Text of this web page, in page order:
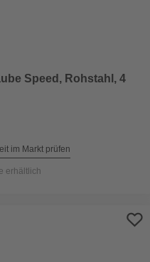
Speed, Rohstahl, 4
im Markt prüfen
erhältlich